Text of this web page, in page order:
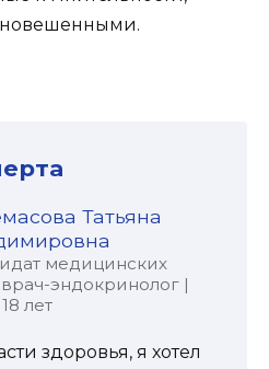
Татьяна
медицинских
врач-эндокринолог |
лет
здоровья, я хотел